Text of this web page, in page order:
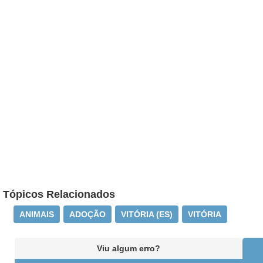
Tópicos Relacionados
ANIMAIS ADOÇÃO VITÓRIA (ES) VITÓRIA
Viu algum erro?